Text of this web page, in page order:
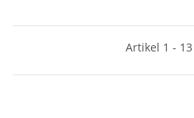
Artikel 1 -